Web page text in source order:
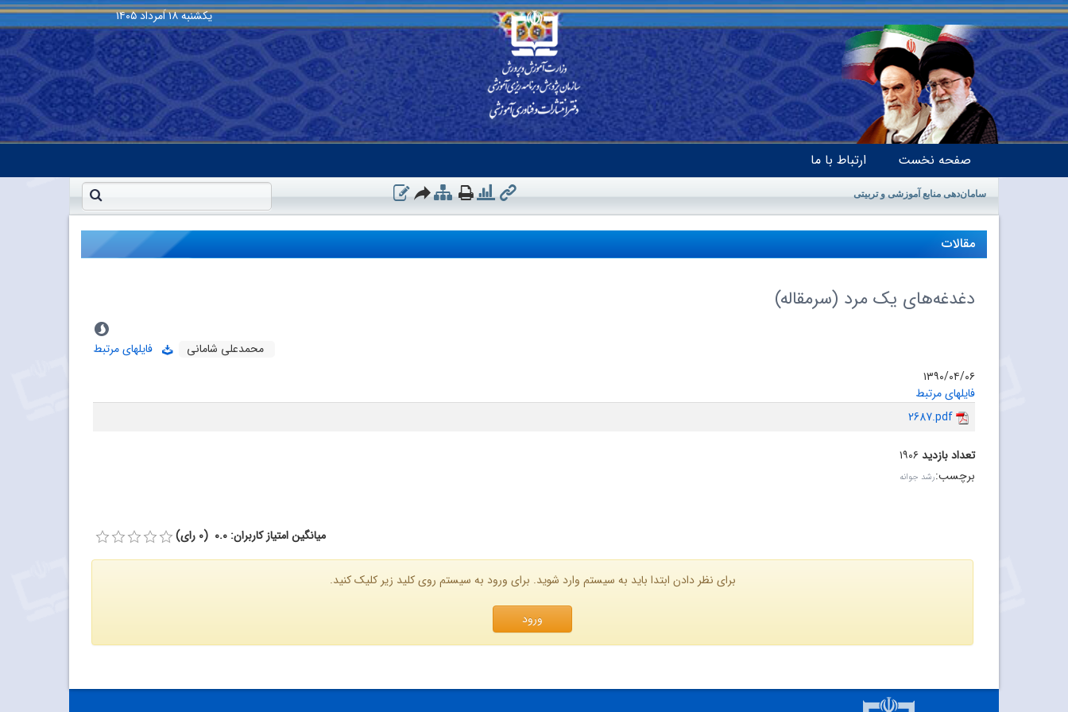
یکشنبه۱۸ اَمرداد ۱۴۰۵
صفحه نخست ارتباط با ما
سامان‌دهی منابع آموزشی و تربیتی
مقالات
دغدغه‌هاى یک مرد (سرمقاله)
محمدعلى شامانى
فایلهای مرتبط
۱۳۹۰/۰۴/۰۶
فایلهای مرتبط
2687.pdf
تعداد بازدید۱۹۰۶
برچسب:رشد جوانه
میانگین امتیاز کاربران: 0.0 (0 رای)
برای نظر دادن ابتدا باید به سیستم وارد شوید. برای ورود به سیستم روی کلید زیر کلیک کنید.
ورود